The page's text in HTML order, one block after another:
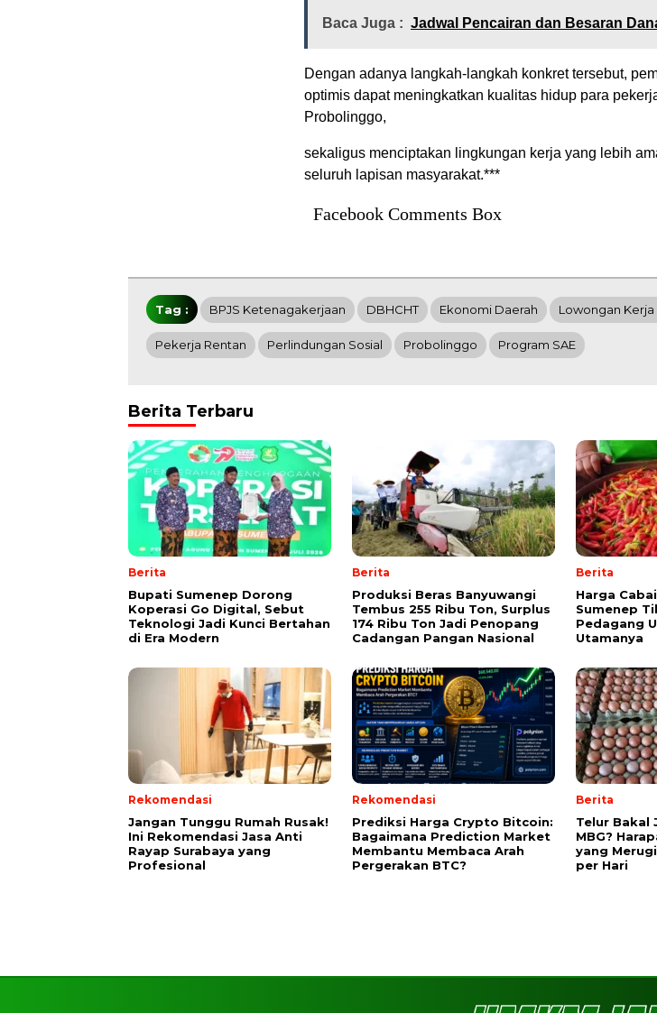
Baca Juga : Jadwal Pencairan dan Besaran
Dengan adanya langkah-langkah konkret tersebut,
optimis dapat meningkatkan kualitas hidup para
Probolinggo,
sekaligus menciptakan lingkungan kerja yang lebih
seluruh lapisan masyarakat.***
Facebook Comments Box
Tag : BPJS Ketenagakerjaan DBHCHT Ekonomi Daerah Lowongan
Pekerja Rentan Perlindungan Sosial Probolinggo Program SAE
Berita Terbaru
Berita
Bupati Sumenep Dorong
Koperasi Go Digital, Sebut
Teknologi Jadi Kunci Bertahan
di Era Modern
Berita
Produksi Beras Banyuwangi
Tembus 255 Ribu Ton, Surplus
174 Ribu Ton Jadi Penopang
Cadangan Pangan Nasional
Berita
Harga
Sumenep
Pedagang
Utamanya
Rekomendasi
Jangan Tunggu Rumah Rusak!
Ini Rekomendasi Jasa Anti
Rayap Surabaya yang
Profesional
Rekomendasi
Prediksi Harga Crypto Bitcoin:
Bagaimana Prediction Market
Membantu Membaca Arah
Pergerakan BTC?
Berita
Telur Bakal
MBG?
yang
per Hari